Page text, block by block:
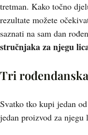
tretman. Kako točno
rezultate možete
saznati na sam dan
stručnjaka za njegu
Tri
Svatko tko kupi jedan
jedan proizvod za njegu